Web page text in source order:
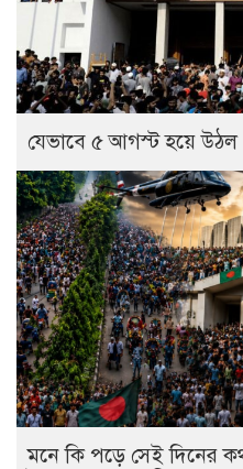
যেভাবে ৫ আগস্ট হয়ে উঠল
মনে কি পড়ে সেই দিনের